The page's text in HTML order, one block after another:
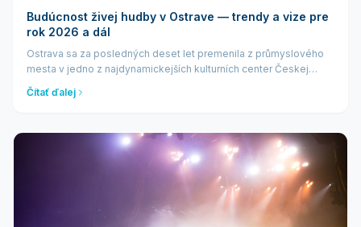
Budúcnost živej hudby v Ostrave — trendy a vize pre
rok 2026 a dál
Ostrava sa za posledných deset let premenila z průmyslového
mesta v jedno z najdynamickejších kulturních center Českej
republiky. Živá hudba tu nežije len vďaka tradičním festivalovm
— roste vďaka novým p...
Čítať ďalej